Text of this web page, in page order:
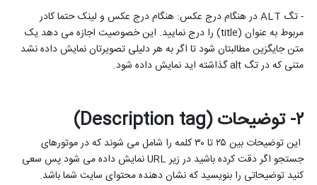
- تگ ALTدر هنگام درج عکس: هنگام درج عکس و لینک حتما کادر
مربوط به عنوان (title) را درج نمایید. این خصوصیت اجازه می دهد یک
متن جایگزین مطالبتان شود تا اگر به هر دلیلی تصویرتان نمایش داده نشد
متنی که در تگaltگذاشته اید نمایش داده شود.
۲- توضیحات ( Description tag
)
این توضیحات بین ۲۵ تا ۳۰ کلمه را شامل می شوند که در موتورهای
جستجو اگر دقت کرده باشید در زیرURLنمایش داده می شود پس سعی
کنید توضیحاتی را بنویسید که نشان دهنده محتوای سایت شما باشد.